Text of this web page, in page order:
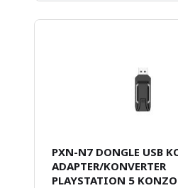
PXN-N7 DONGLE USB
ADAPTER/KONVERTER
PLAYSTATION 5